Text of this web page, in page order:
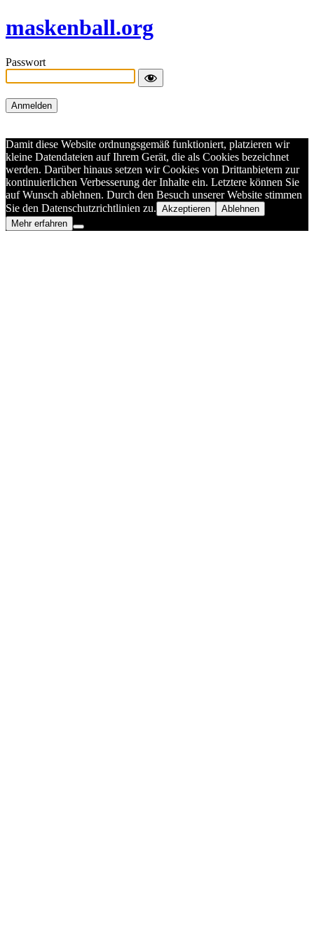
maskenball.org
Passwort
Damit diese Website ordnungsgemäß funktioniert, platzieren wir
kleine Datendateien auf Ihrem Gerät, die als Cookies bezeichnet
werden. Darüber hinaus setzen wir Cookies von Drittanbietern zur
kontinuierlichen Verbesserung der Inhalte ein. Letztere können Sie
auf Wunsch ablehnen. Durch den Besuch unserer Website stimmen
Sie den Datenschutzrichtlinien zu. Akzeptieren
Ablehnen
Mehr erfahren